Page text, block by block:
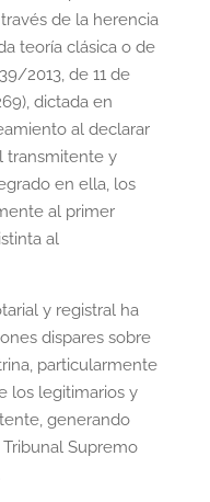
de la herencia
teoría clásica o de
2013, de 11 de
dictada en
al declarar
transmitente y
en ella, los
al primer
al
y registral ha
dispares sobre
particularmente
los legitimarios y
generando
Supremo